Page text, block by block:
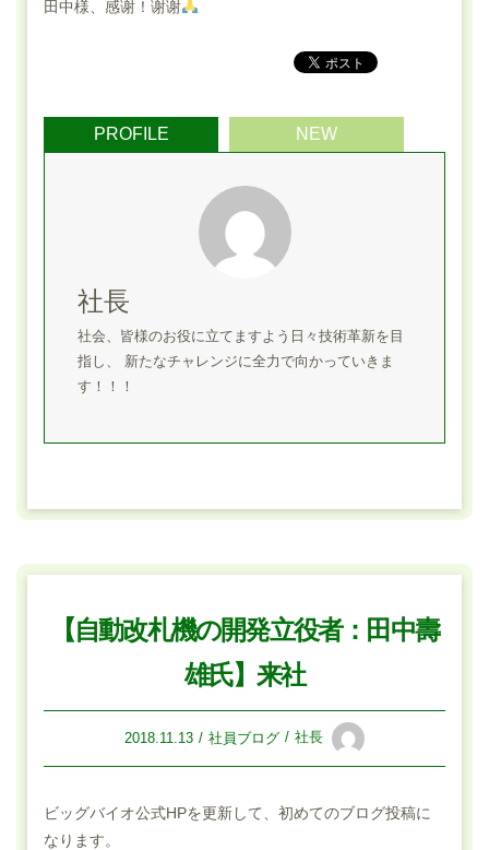
田中様、感谢！谢谢
PROFILE NEW
社長
社会、皆様のお役に立てますよう日々技術革新を目
指し、 新たなチャレンジに全力で向かっていきま
す！！！
【自動改札機の開発立役者：田中壽
雄氏】来社
2018.11.13 社員ブログ 社長
ビッグバイオ公式HPを更新して、初めてのブログ投稿に
なります。